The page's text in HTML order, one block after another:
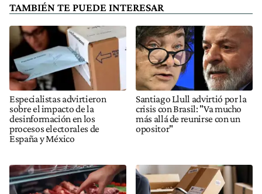
TAMBIÉN TE PUEDE INTERESAR
Especialistas advirtieron
sobre el impacto de la
desinformación en los
procesos electorales de
España y México
Santiago Llull advirtió por la
crisis con Brasil: "Va mucho
más allá de reunirse con un
opositor"